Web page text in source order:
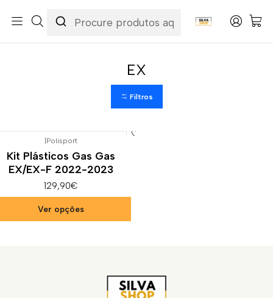
Carenagens & Plásticos
Kit Plásticos Offroad
Kit Plásticos Gas Gas
EX
Filtros
|Polisport
Kit Plásticos Gas Gas
EX/EX-F 2022-2023
129,90€
Ver opções